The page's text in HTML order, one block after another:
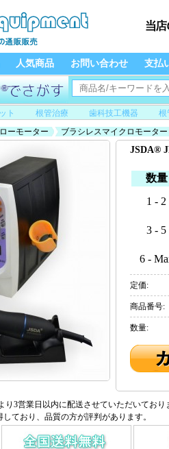
人気商品 お問い合わせ 支払
ト 根管治療 歯科技工機器
根
ーモーター ブラシレスマイクロモーター
JSDA®
数量
1 - 2
3 - 5
6 -
定価:
商品番号:
数量:
り3営業日以内に配送させていただいてお
ており、品質の方が評判があります。